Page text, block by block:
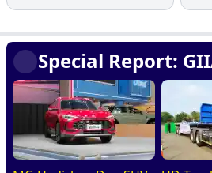
Special Report: